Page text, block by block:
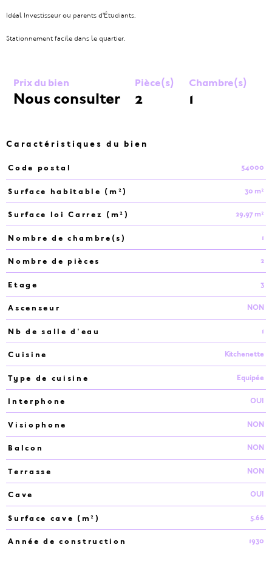
Idéal Investisseur ou parents d'Étudiants.
Stationnement facile dans le quartier.
Prix du bien
Nous consulter
Pièce(s)
2
Chambre(s)
1
Caractéristiques du bien
Caractéristiques Valeurs
Code postal 54000
Surface habitable (m²) 30 m²
Surface loi Carrez (m²) 29,97 m²
Nombre de chambre(s) 1
Nombre de pièces 2
Etage 3
Ascenseur NON
Nb de salle d'eau 1
Cuisine Kitchenette
Type de cuisine Equipée
Interphone OUI
Visiophone NON
Balcon NON
Terrasse NON
Cave OUI
Surface cave (m²) 5.66
Année de construction 1930